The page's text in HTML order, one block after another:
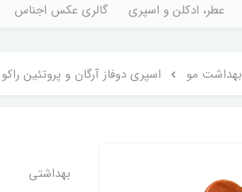
عطر، ادکلن و اسپری گالری عکس اجناس
بهداشت مو اسپری دوفاز آرگان و پروتئین راکو 250 میل
بهداشتی